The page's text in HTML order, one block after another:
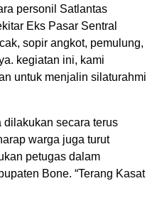
personil Satlantas
Eks Pasar Sentral
sopir angkot, pemulung,
kegiatan ini, kami
untuk menjalin silaturahmi
secara terus
warga juga turut
petugas dalam
Bone. “Terang Kasat